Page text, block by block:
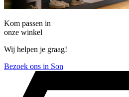
Kom passen in
onze winkel
Wij helpen je graag!
Bezoek ons in Son